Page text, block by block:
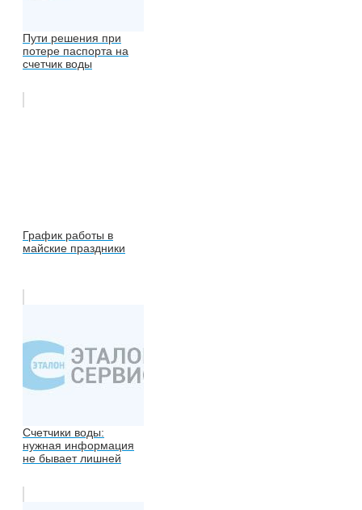
Пути решения при
потере паспорта на
счетчик воды
График работы в
майские праздники
Счетчики воды:
нужная информация
не бывает лишней